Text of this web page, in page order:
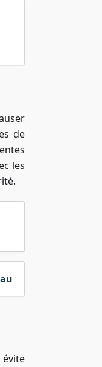
de
les